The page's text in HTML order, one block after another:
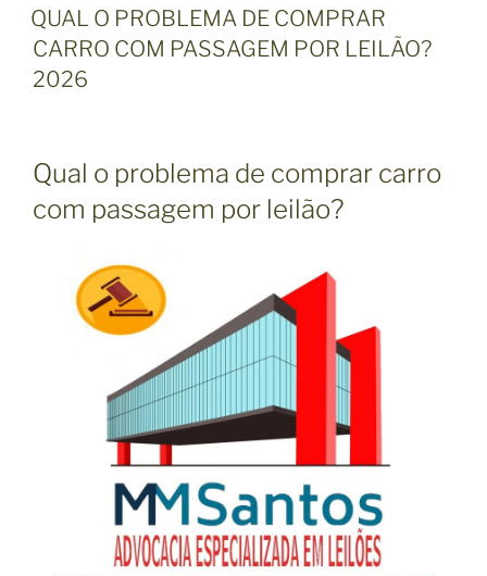
U
B
L
I
C
E
M
QUAL O PROBLEMA DE COMPRAR
CARRO COM PASSAGEM POR LEILÃO?
2026
Qual o problema de comprar carro
com passagem por leilão?